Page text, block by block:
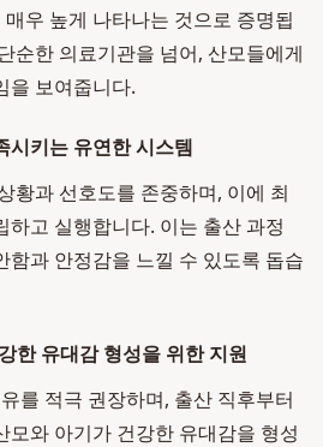
우 높게 나타나는 것으로 증명됩
순한 의료기관을 넘어, 산모들에게
을 보여줍니다.
시키는 유연한 시스템
황과 선호도를 존중하며, 이에 최
하고 실행합니다. 이는 출산 과정
함과 안정감을 느낄 수 있도록 돕습
한 유대감 형성을 위한 지원
를 적극 권장하며, 출산 직후부터
모와 아기가 건강한 유대감을 형성